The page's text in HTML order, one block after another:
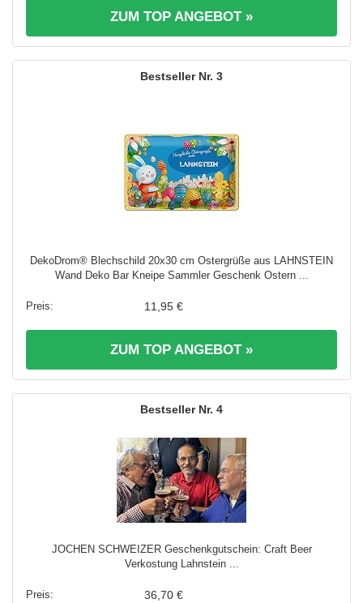
ZUM TOP ANGEBOT »
3
DekoDrom® Blechschild 20x30 cm Ostergrüße aus LAHNSTEIN
Wand Deko Bar Kneipe Sammler Geschenk Ostern ...
11,95 €
ZUM TOP ANGEBOT »
4
JOCHEN SCHWEIZER Geschenkgutschein: Craft Beer
Verkostung Lahnstein ...
36,70 €